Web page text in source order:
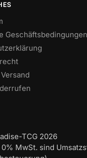
Geschäftsbedingungen
TCG 2026
MwSt. sind